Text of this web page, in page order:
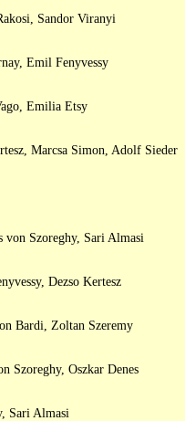
Sandor Viranyi
Emil Fenyvessy
Emilia Etsy
Marcsa Simon, Adolf Sieder
von Szoreghy, Sari Almasi
Dezso Kertesz
Bardi, Zoltan Szeremy
Szoreghy, Oszkar Denes
Sari Almasi